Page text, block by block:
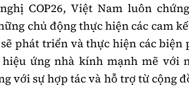
COP26, Việt Nam luôn
chủ động thực hiện các cam
phát triển và thực hiện các biện
ứng nhà kính mạnh mẽ với
với sự hợp tác và hỗ trợ từ cộng